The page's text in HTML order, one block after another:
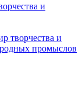
и
творчества и
промыслов